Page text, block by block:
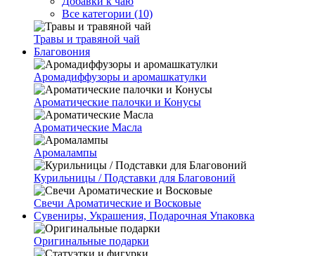
Все категории (10)
Травы и травяной чай
Благовония
Аромадиффузоры и аромашкатулки
Ароматические палочки и Конусы
Ароматические Масла
Аромалампы
Курильницы / Подставки для Благовоний
Свечи Ароматические и Восковые
Сувениры, Украшения, Подарочная Упаковка
Оригинальные подарки